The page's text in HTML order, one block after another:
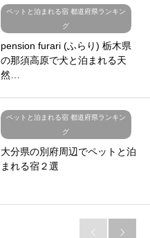
ペットと泊まれる宿 都道府県ランキン
グ
pension furari (ふらり) 栃木県
の那須高原で犬と泊まれる天
然…
ペットと泊まれる宿 都道府県ランキン
グ
大分県の別府周辺でペットと泊
まれる宿２選
 